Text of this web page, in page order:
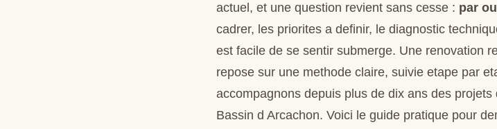
actuel, et une question revient sans cesse : par
cadrer, les priorites a definir, le diagnostic
est facile de se sentir submerge. Une renovation
repose sur une methode claire, suivie etape par
accompagnons depuis plus de dix ans des
Bassin d Arcachon. Voici le guide pratique pour